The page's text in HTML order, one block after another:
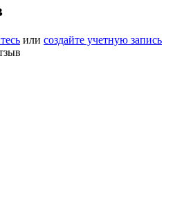
или создайте учетную запись